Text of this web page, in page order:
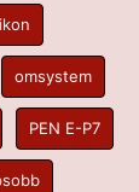
omsystem
PEN E-P7